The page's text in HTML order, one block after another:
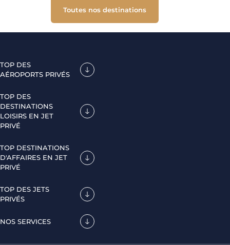
Toutes nos destinations
TOP DES
AÉROPORTS PRIVÉS
TOP DES
DESTINATIONS
LOISIRS EN JET
PRIVÉ
TOP DESTINATIONS
D'AFFAIRES EN JET
PRIVÉ
TOP DES JETS
PRIVÉS
NOS SERVICES